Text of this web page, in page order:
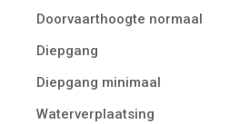
Doorvaarthoogte normaal
Diepgang
Diepgang minimaal
Waterverplaatsing